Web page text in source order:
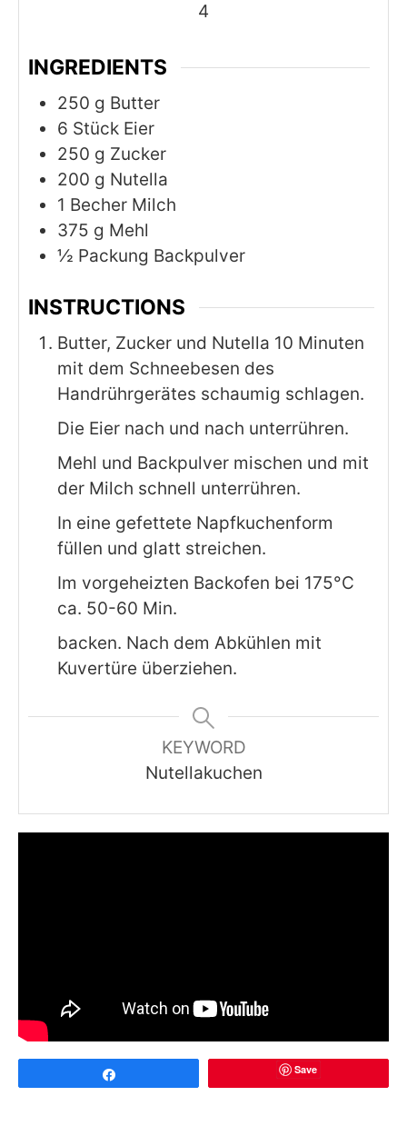
4
INGREDIENTS
250 g Butter
6 Stück Eier
250 g Zucker
200 g Nutella
1 Becher Milch
375 g Mehl
½ Packung Backpulver
INSTRUCTIONS
Butter, Zucker und Nutella 10 Minuten
mit dem Schneebesen des
Handrührgerätes schaumig schlagen.
Die Eier nach und nach unterrühren.
Mehl und Backpulver mischen und mit
der Milch schnell unterrühren.
In eine gefettete Napfkuchenform
füllen und glatt streichen.
Im vorgeheizten Backofen bei 175°C
ca. 50-60 Min.
backen. Nach dem Abkühlen mit
Kuvertüre überziehen.
KEYWORD
Nutellakuchen
Save